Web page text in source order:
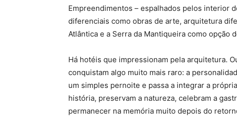
Empreendimentos – espalhados pelos interior
diferenciais como obras de arte, arquitetura
Atlântica e a Serra da Mantiqueira como opção
Há hotéis que impressionam pela arquitetura.
conquistam algo muito mais raro: a
um simples pernoite e passa a integrar a
história, preservam a natureza, celebram a
permanecer na memória muito depois do